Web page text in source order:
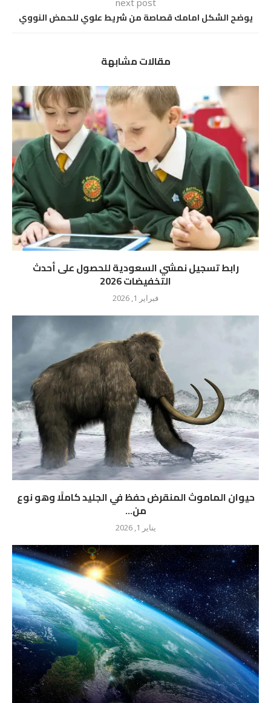
next post
يوضح الشكل امامك قصاصة من شريط علوي للحمض النووي
مقالات مشابهة
رابط تسجيل نمشي السعودية للحصول على أحدث
التخفيضات 2026
فبراير 1, 2026
حيوان الماموث المنقرض حفظ في الجليد كاملًا وهو نوع
من...
يناير 1, 2026